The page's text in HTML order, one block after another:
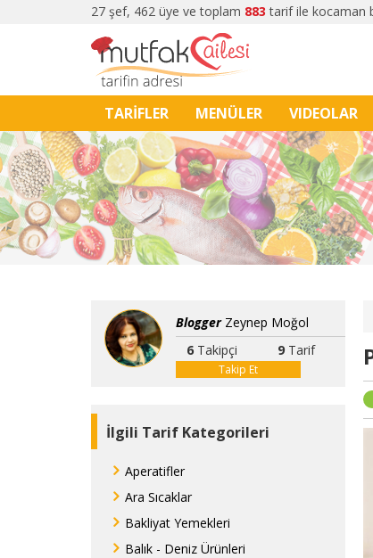
27 şef, 462 üye ve toplam 883 tarif ile kocaman
TARİFLER MENÜLER VIDEOLAR
BloggerZeynep Moğol
6Takipçi 9 Tarif
Takip Et
İlgili Tarif Kategorileri
Aperatifler
Ara Sıcaklar
Bakliyat Yemekleri
Balık - Deniz Ürünleri